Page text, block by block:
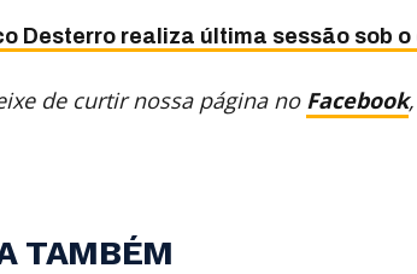
Desterro realiza última sessão sob o
de curtir nossa página no Facebook
TAMBÉM